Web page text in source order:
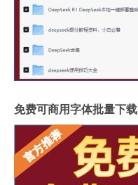
免费可商用字体批量下载